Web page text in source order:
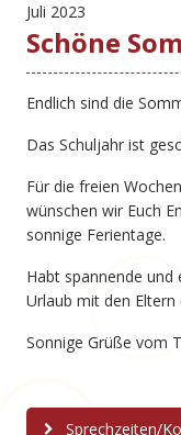
Juli 2023
Schöne
Endlich sind die
Das Schuljahr ist
Für die freien
wünschen wir Euch
sonnige Ferientage.
Habt spannende
Urlaub mit den
Sonnige Grüße vom
Sprechzeiten/